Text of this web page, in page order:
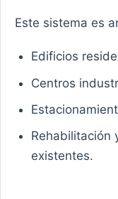
Este sistema es
Edificios
Centros
Rehabilitación
existentes.